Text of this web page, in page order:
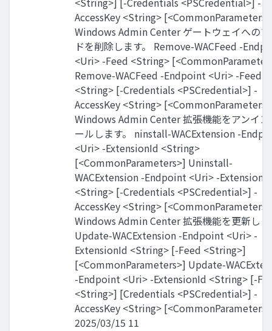
AccessKey <String>
Windows Admin Center ゲートウェイへの
ドを削除します。 Remove-WACFeed -
<Uri> -Feed <String>
Remove-WACFeed -Endpoint <Uri> -Feed
<String> [-Credentials <PSCredential>] -
AccessKey <String>
Windows Admin Center 拡張機能をアンイ
ールします。 ninstall-WACExtension -
<Uri> -ExtensionId <String>
[<CommonParameters>] Uninstall-
WACExtension -Endpoint <Uri> -ExtensionId
<String> [-Credentials <PSCredential>] -
AccessKey <String>
Windows Admin Center 拡張機能を更新しま
Update-WACExtension -Endpoint <Uri> -
ExtensionId <String> [-Feed <String>]
[<CommonParameters>] Update-
-Endpoint <Uri> -ExtensionId <String> [-
<String>] [Credentials <PSCredential>] -
AccessKey <String>
2025/03/15 11